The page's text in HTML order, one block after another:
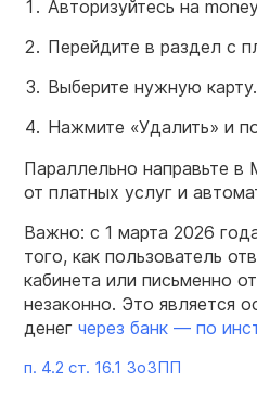
Авторизуйтесь на
Перейдите в раздел с
Выберите нужную карту.
Нажмите «Удалить» и
Параллельно направьте
от платных услуг и
Важно: с 1 марта 2026
того, как пользователь
кабинета или письменно
незаконно. Это является
денег через банк — по
п. 4.2 ст. 16.1 ЗоЗПП